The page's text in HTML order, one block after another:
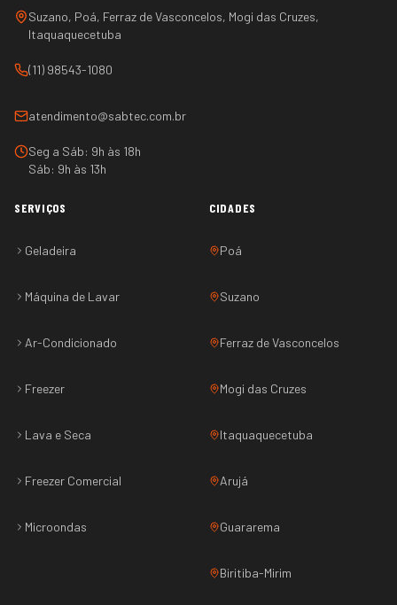
Suzano, Poá, Ferraz de Vasconcelos, Mogi das Cruzes,
Itaquaquecetuba
(11) 98543-1080
atendimento@sabtec.com.br
Seg a Sáb: 9h às 18h
Sáb: 9h às 13h
SERVIÇOS
Geladeira
Máquina de Lavar
Ar-Condicionado
Freezer
Lava e Seca
Freezer Comercial
Microondas
CIDADES
Poá
Suzano
Ferraz de Vasconcelos
Mogi das Cruzes
Itaquaquecetuba
Arujá
Guararema
Biritiba-Mirim